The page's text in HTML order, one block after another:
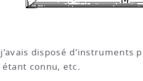
disposé d’instruments
connu, etc.